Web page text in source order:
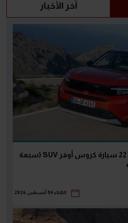
آخر الأخبار
بعد طرح RX9 وفرونتيرا.. 22 سيارة كروس أوفر SUV (سبعة
الثلاثاء 04 أغسطس 2026